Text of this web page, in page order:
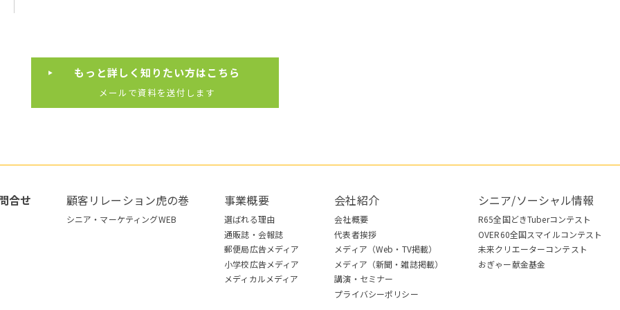
もっと詳しく知りたい方はこちら
メールで資料を送付します
合せ 顧客リレーション虎の巻
シニア・マーケティングWEB
事業概要
選ばれる理由
通販誌・会報誌
郵便局広告メディア
小学校広告メディア
メディカルメディア
会社紹介
会社概要
代表者挨拶
メディア（Web・TV掲載）
メディア（新聞・雑誌掲載）
講演・セミナー
プライバシーポリシー
シニア/ソーシャル情報
R65全国どきTuberコンテスト
OVER60全国スマイルコンテスト
未来クリエーターコンテスト
おぎゃー献金基金